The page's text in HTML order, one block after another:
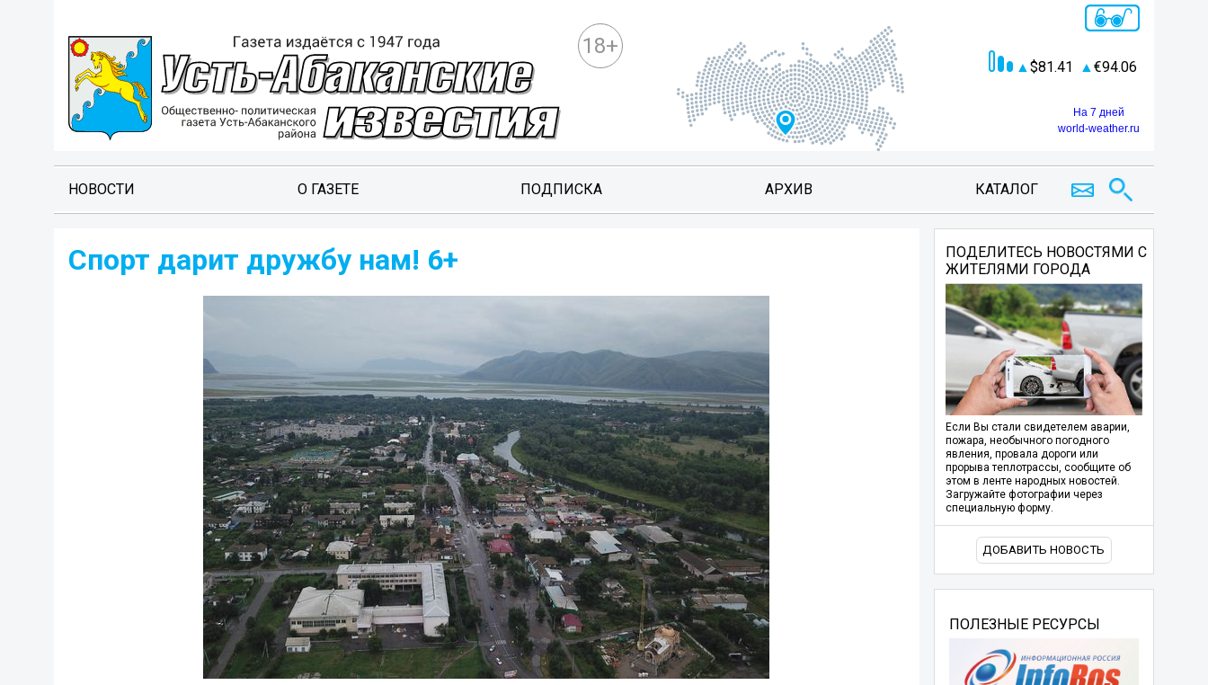
18+
81.41 94.06
На 7 дней
world-weather.ru
НОВОСТИ О ГАЗЕТЕ ПОДПИСКА АРХИВ КАТАЛОГ
Спорт дарит дружбу нам! 6+
ПОДЕЛИТЕСЬ НОВОСТЯМИ С
ЖИТЕЛЯМИ ГОРОДА
Если Вы стали свидетелем аварии,
пожара, необычного погодного
явления, провала дороги или
прорыва теплотрассы, сообщите об
этом в ленте народных новостей.
Загружайте фотографии через
специальную форму.
ДОБАВИТЬ НОВОСТЬ
ПОЛЕЗНЫЕ РЕСУРСЫ